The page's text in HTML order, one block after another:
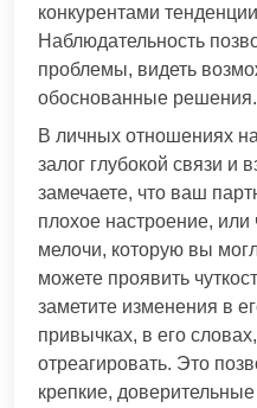
конкурентами
Наблюдательность
проблемы, видеть
обоснованные решения.
В личных отношениях
залог глубокой связи и
замечаете, что ваш
плохое настроение, или
мелочи, которую вы
можете проявить
заметите изменения в
привычках, в его
отреагировать. Это
крепкие,